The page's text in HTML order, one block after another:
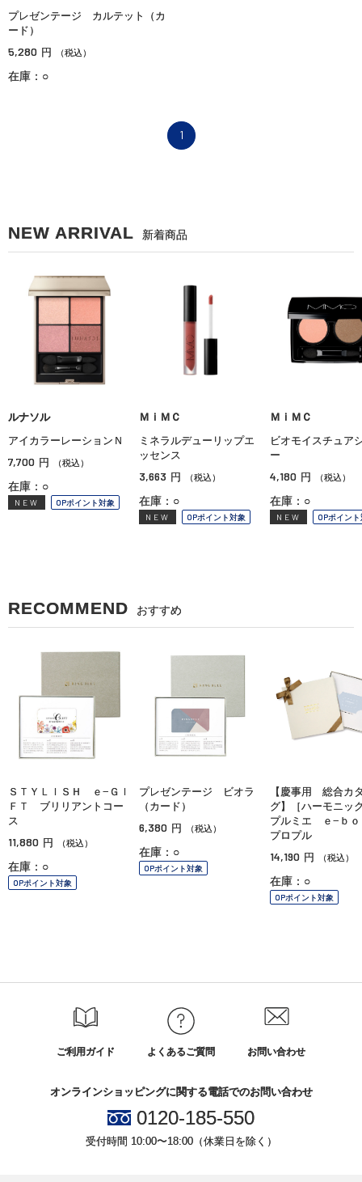
プレゼンテージ カルテット（カ
ード）
5,280 円 （税込）
在庫：○
1
NEW ARRIVAL 新着商品
ルナソル
アイカラーレーションＮ
7,700 円 （税込）
在庫：○
NEW OPポイント対象
ＭｉＭＣ
ミネラルデューリップエ
ッセンス
3,663 円 （税込）
在庫：○
NEW OPポイント対象
ＭｉＭＣ
ビオモイスチュア
ー
4,180 円 （税込）
在庫：○
NEW OPポイン
RECOMMEND おすすめ
ＳＴＹＬＩＳＨ ｅ−ＧＩ
ＦＴ ブリリアントコー
ス
11,880 円 （税込）
在庫：○
OPポイント対象
プレゼンテージ ビオラ
（カード）
6,380 円 （税込）
在庫：○
OPポイント対象
【慶事用 総合カ
グ】［ハーモニ
プルミエ ｅ−ｂ
プロプル
14,190 円 （税込）
在庫：○
OPポイント対象
ご利用ガイド よくあるご質問 お問い合わせ
オンラインショッピングに関する電話でのお問い合わせ
0120-185-550
受付時間 10:00〜18:00（休業日を除く）